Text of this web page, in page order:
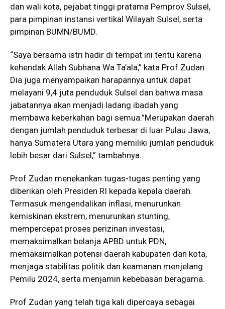
dan wali kota, pejabat tinggi pratama Pemprov Sulsel,
para pimpinan instansi vertikal Wilayah Sulsel, serta
pimpinan BUMN/BUMD.
“Saya bersama istri hadir di tempat ini tentu karena
kehendak Allah Subhana Wa Ta’ala,” kata Prof Zudan.
Dia juga menyampaikan harapannya untuk dapat
melayani 9,4 juta penduduk Sulsel dan bahwa masa
jabatannya akan menjadi ladang ibadah yang
membawa keberkahan bagi semua.”Merupakan daerah
dengan jumlah penduduk terbesar di luar Pulau Jawa,
hanya Sumatera Utara yang memiliki jumlah penduduk
lebih besar dari Sulsel,” tambahnya.
Prof Zudan menekankan tugas-tugas penting yang
diberikan oleh Presiden RI kepada kepala daerah.
Termasuk mengendalikan inflasi, menurunkan
kemiskinan ekstrem, menurunkan stunting,
mempercepat proses perizinan investasi,
memaksimalkan belanja APBD untuk PDN,
memaksimalkan potensi daerah kabupaten dan kota,
menjaga stabilitas politik dan keamanan menjelang
Pemilu 2024, serta menjamin kebebasan beragama.
Prof Zudan yang telah tiga kali dipercaya sebagai